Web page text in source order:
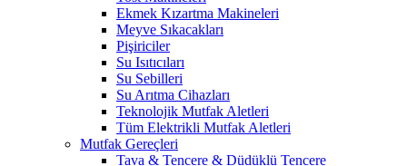
Ekmek Kızartma Makineleri
Meyve Sıkacakları
Pişiriciler
Su Isıtıcıları
Su Sebilleri
Su Arıtma Cihazları
Teknolojik Mutfak Aletleri
Tüm Elektrikli Mutfak Aletleri
Mutfak Gereçleri
Tava & Tencere & Düdüklü Tencere